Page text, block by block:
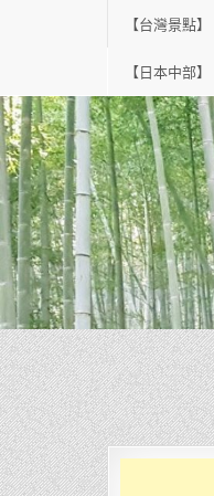
【台灣景點】
【日本中部】